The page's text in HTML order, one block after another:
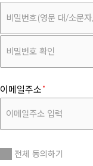
이메일주소
전체 동의하기